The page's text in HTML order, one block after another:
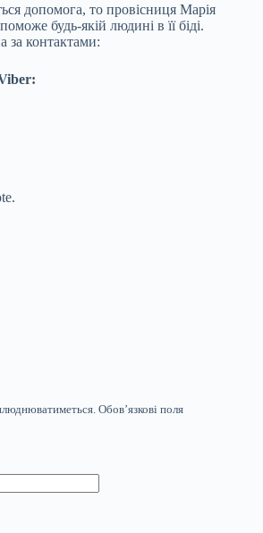
допомога, то провісниця Марія
будь-якій людині в її біді.
за контактами:
Обов’язкові поля